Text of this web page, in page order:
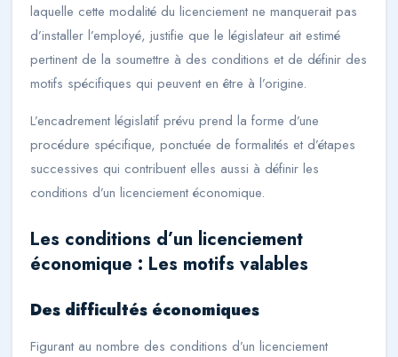
laquelle cette modalité du licenciement ne manquerait pas
d’installer l’employé, justifie que le législateur ait estimé
pertinent de la soumettre à des conditions et de définir des
motifs spécifiques qui peuvent en être à l’origine.
L’encadrement législatif prévu prend la forme d’une
procédure spécifique, ponctuée de formalités et d’étapes
successives qui contribuent elles aussi à définir les
conditions d’un licenciement économique.
Les conditions d’un licenciement
économique : Les motifs valables
Des difficultés économiques
Figurant au nombre des conditions d’un licenciement